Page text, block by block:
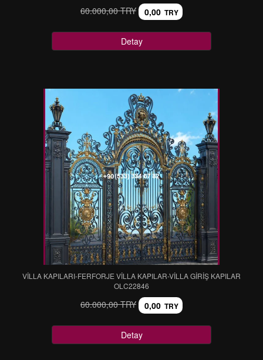
60.000,00 TRY 0,00 TRY
Detay
VİLLA KAPILARI-FERFORJE VİLLA KAPILAR-VİLLA GİRİŞ KAPILAR
OLC22846
60.000,00 TRY 0,00 TRY
Detay